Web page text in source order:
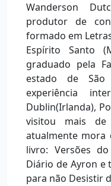
Wanderson
produtor de
formado em
Espírito Santo
graduado pela
estado de São
experiência
Dublin(Irlanda),
visitou mais
atualmente mora
livro: Versões
Diário de Ayron e
para não Desistir